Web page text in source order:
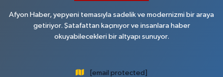
Afyon Haber, yepyeni temasıyla sadelik ve modernizmi bir araya
getiriyor. Şatafattan kaçınıyor ve insanlara haber
okuyabilecekleri bir altyapı sunuyor.
[email protected]